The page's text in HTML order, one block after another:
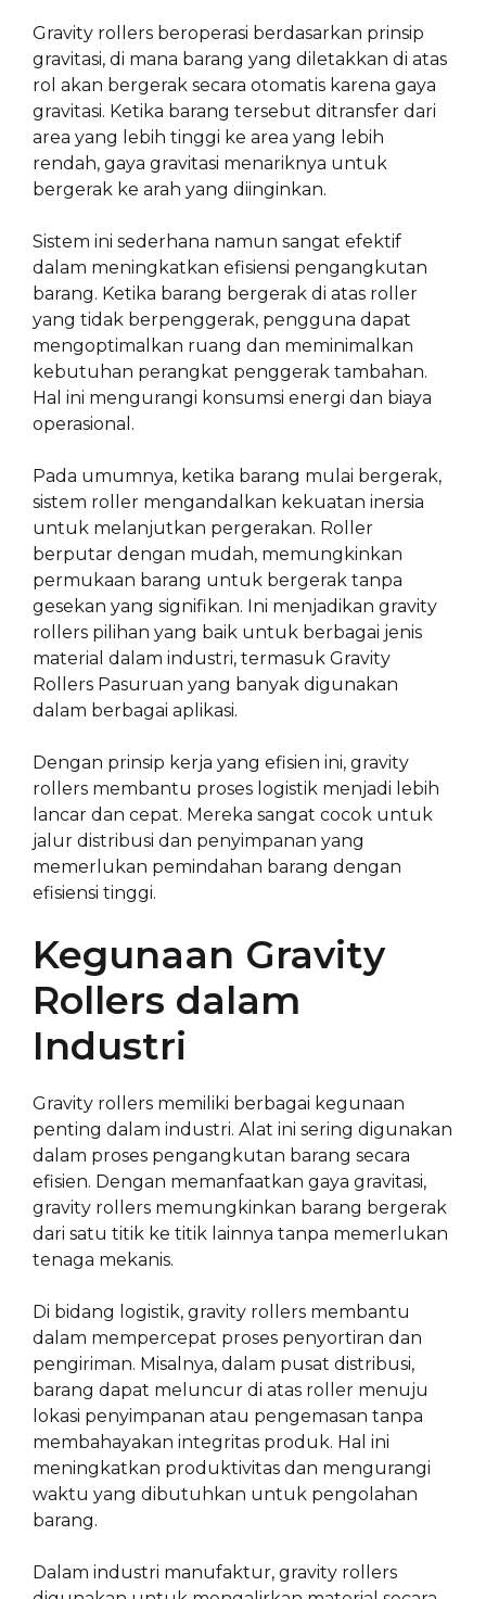
Gravity rollers beroperasi berdasarkan prinsip
gravitasi, di mana barang yang diletakkan di atas
rol akan bergerak secara otomatis karena gaya
gravitasi. Ketika barang tersebut ditransfer dari
area yang lebih tinggi ke area yang lebih
rendah, gaya gravitasi menariknya untuk
bergerak ke arah yang diinginkan.
Sistem ini sederhana namun sangat efektif
dalam meningkatkan efisiensi pengangkutan
barang. Ketika barang bergerak di atas roller
yang tidak berpenggerak, pengguna dapat
mengoptimalkan ruang dan meminimalkan
kebutuhan perangkat penggerak tambahan.
Hal ini mengurangi konsumsi energi dan biaya
operasional.
Pada umumnya, ketika barang mulai bergerak,
sistem roller mengandalkan kekuatan inersia
untuk melanjutkan pergerakan. Roller
berputar dengan mudah, memungkinkan
permukaan barang untuk bergerak tanpa
gesekan yang signifikan. Ini menjadikan gravity
rollers pilihan yang baik untuk berbagai jenis
material dalam industri, termasuk Gravity
Rollers Pasuruan yang banyak digunakan
dalam berbagai aplikasi.
Dengan prinsip kerja yang efisien ini, gravity
rollers membantu proses logistik menjadi lebih
lancar dan cepat. Mereka sangat cocok untuk
jalur distribusi dan penyimpanan yang
memerlukan pemindahan barang dengan
efisiensi tinggi.
Kegunaan Gravity
Rollers dalam
Industri
Gravity rollers memiliki berbagai kegunaan
penting dalam industri. Alat ini sering digunakan
dalam proses pengangkutan barang secara
efisien. Dengan memanfaatkan gaya gravitasi,
gravity rollers memungkinkan barang bergerak
dari satu titik ke titik lainnya tanpa memerlukan
tenaga mekanis.
Di bidang logistik, gravity rollers membantu
dalam mempercepat proses penyortiran dan
pengiriman. Misalnya, dalam pusat distribusi,
barang dapat meluncur di atas roller menuju
lokasi penyimpanan atau pengemasan tanpa
membahayakan integritas produk. Hal ini
meningkatkan produktivitas dan mengurangi
waktu yang dibutuhkan untuk pengolahan
barang.
Dalam industri manufaktur, gravity rollers